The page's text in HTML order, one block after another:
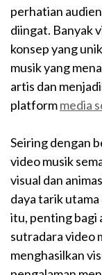
perhatian
diingat. Banyak
konsep yang
musik yang
artis dan
platformmedia
Seiring dengan
video musik
visual dan
daya tarik
itu, penting bagi
sutradara video
menghasilkan